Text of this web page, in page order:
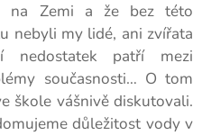
na Zemi a že bez této
nebyli my lidé, ani zvířata
patří mezi
současnosti… O tom
škole vášnivě diskutovali.
důležitost vody v